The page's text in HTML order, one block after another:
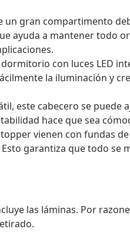
un gran compartimento
ayuda a mantener todo
con luces LED
la iluminación y
este cabecero se puede
hace que sea
topper vienen con fundas
garantiza que todo se
las láminas. Por